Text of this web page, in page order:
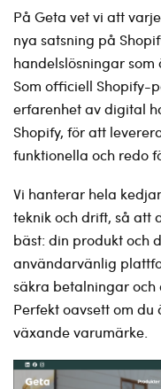
På Geta vet vi att
nya satsning på
handelslösningar
Som officiell Shopify-
erfarenhet av digital
Shopify, för att
funktionella och redo
Vi hanterar hela
teknik och drift, så att
bäst: din produkt och
användarvänlig
säkra betalningar och
Perfekt oavsett om
växande varumärke.